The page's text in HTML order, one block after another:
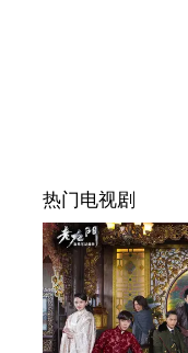
热门电视剧